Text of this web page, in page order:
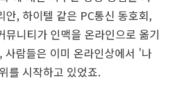
안, 하이텔 같은 PC통신 동호회,
뮤니티가 인맥을 온라인으로 옮기
사람들은 이미 온라인상에서 '나
를 시작하고 있었죠.